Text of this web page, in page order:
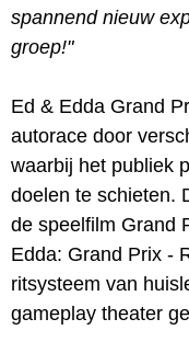
spannend nieuw
groep!"
Ed & Edda Grand
autorace door
waarbij het publiek
doelen te schieten.
de speelfilm Grand
Edda: Grand Prix -
ritsysteem van
gameplay theater